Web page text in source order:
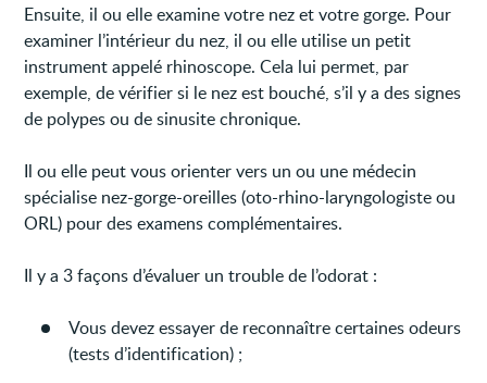
Ensuite, il ou elle examine votre nez et votre gorge. Pour
examiner l’intérieur du nez, il ou elle utilise un petit
instrument appelé rhinoscope. Cela lui permet, par
exemple, de vérifier si le nez est bouché, s’il y a des signes
de polypes ou de sinusite chronique.
Il ou elle peut vous orienter vers un ou une médecin
spécialise nez-gorge-oreilles (oto-rhino-laryngologiste ou
ORL) pour des examens complémentaires.
Il y a 3 façons d’évaluer un trouble de l’odorat :
Vous devez essayer de reconnaître certaines odeurs
(tests d’identification) ;